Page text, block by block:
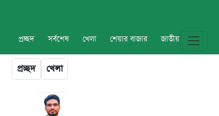
প্রচ্ছদ সর্বশেষ খেলা শেয়ার বাজার জাতীয় বিশ্ব
প্রচ্ছদ খেলা